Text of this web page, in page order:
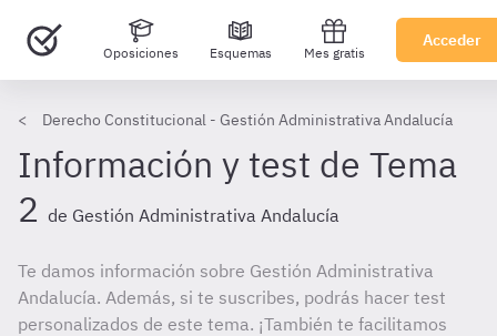
Oposiciones Esquemas Mes gratis
Acceder
Derecho Constitucional - Gestión Administrativa Andalucía
Información y test de Tema
2 de Gestión Administrativa Andalucía
Te damos información sobre Gestión Administrativa
Andalucía. Además, si te suscribes, podrás hacer test
personalizados de este tema. ¡También te facilitamos